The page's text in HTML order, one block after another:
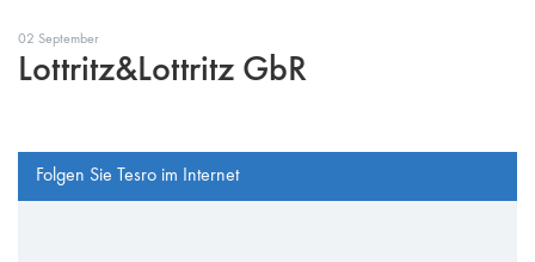
02 September
Lottritz&Lottritz GbR
Folgen Sie Tesro im Internet